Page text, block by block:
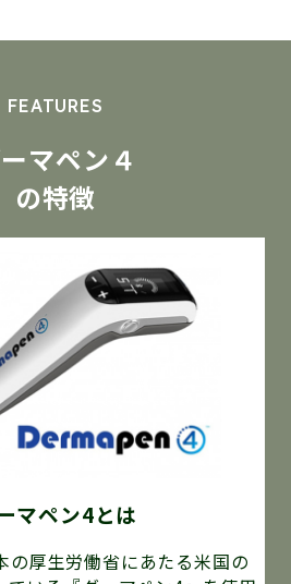
FEATURES
マペン４
の特徴
マペン4とは
の厚生労働省にあたる米国の